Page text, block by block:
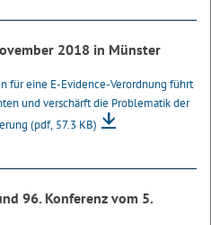
2018 in Münster
für eine E-Evidence-Verordnung führt
und verschärft die Problematik der
(pdf, 57.3 KB)
96. Konferenz vom 5.